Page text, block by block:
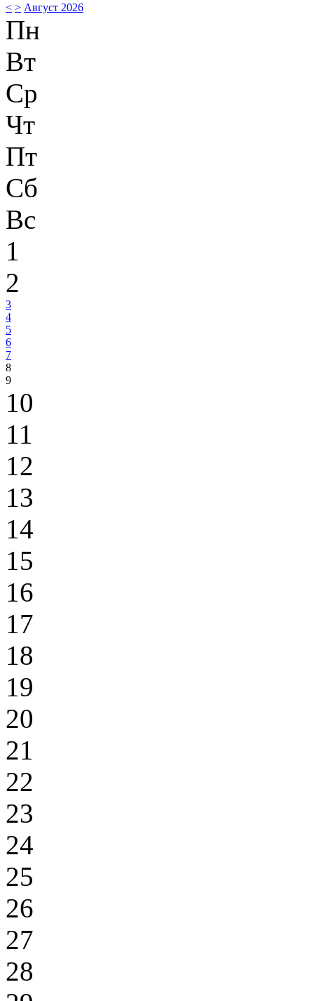
< > Август 2026
Пн
Вт
Ср
Чт
Пт
Сб
Вс
1
2
3
4
5
6
7
8
9
10
11
12
13
14
15
16
17
18
19
20
21
22
23
24
25
26
27
28